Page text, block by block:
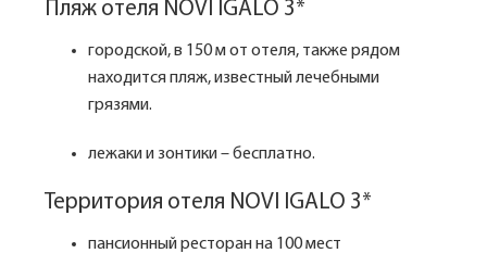
Пляж отеля NOVI IGALO 3*
городской, в 150 м от отеля, также рядом
находится пляж, известный лечебными
грязями.
лежаки и зонтики – бесплатно.
Территория отеля NOVI IGALO 3*
пансионный ресторан на 100 мест